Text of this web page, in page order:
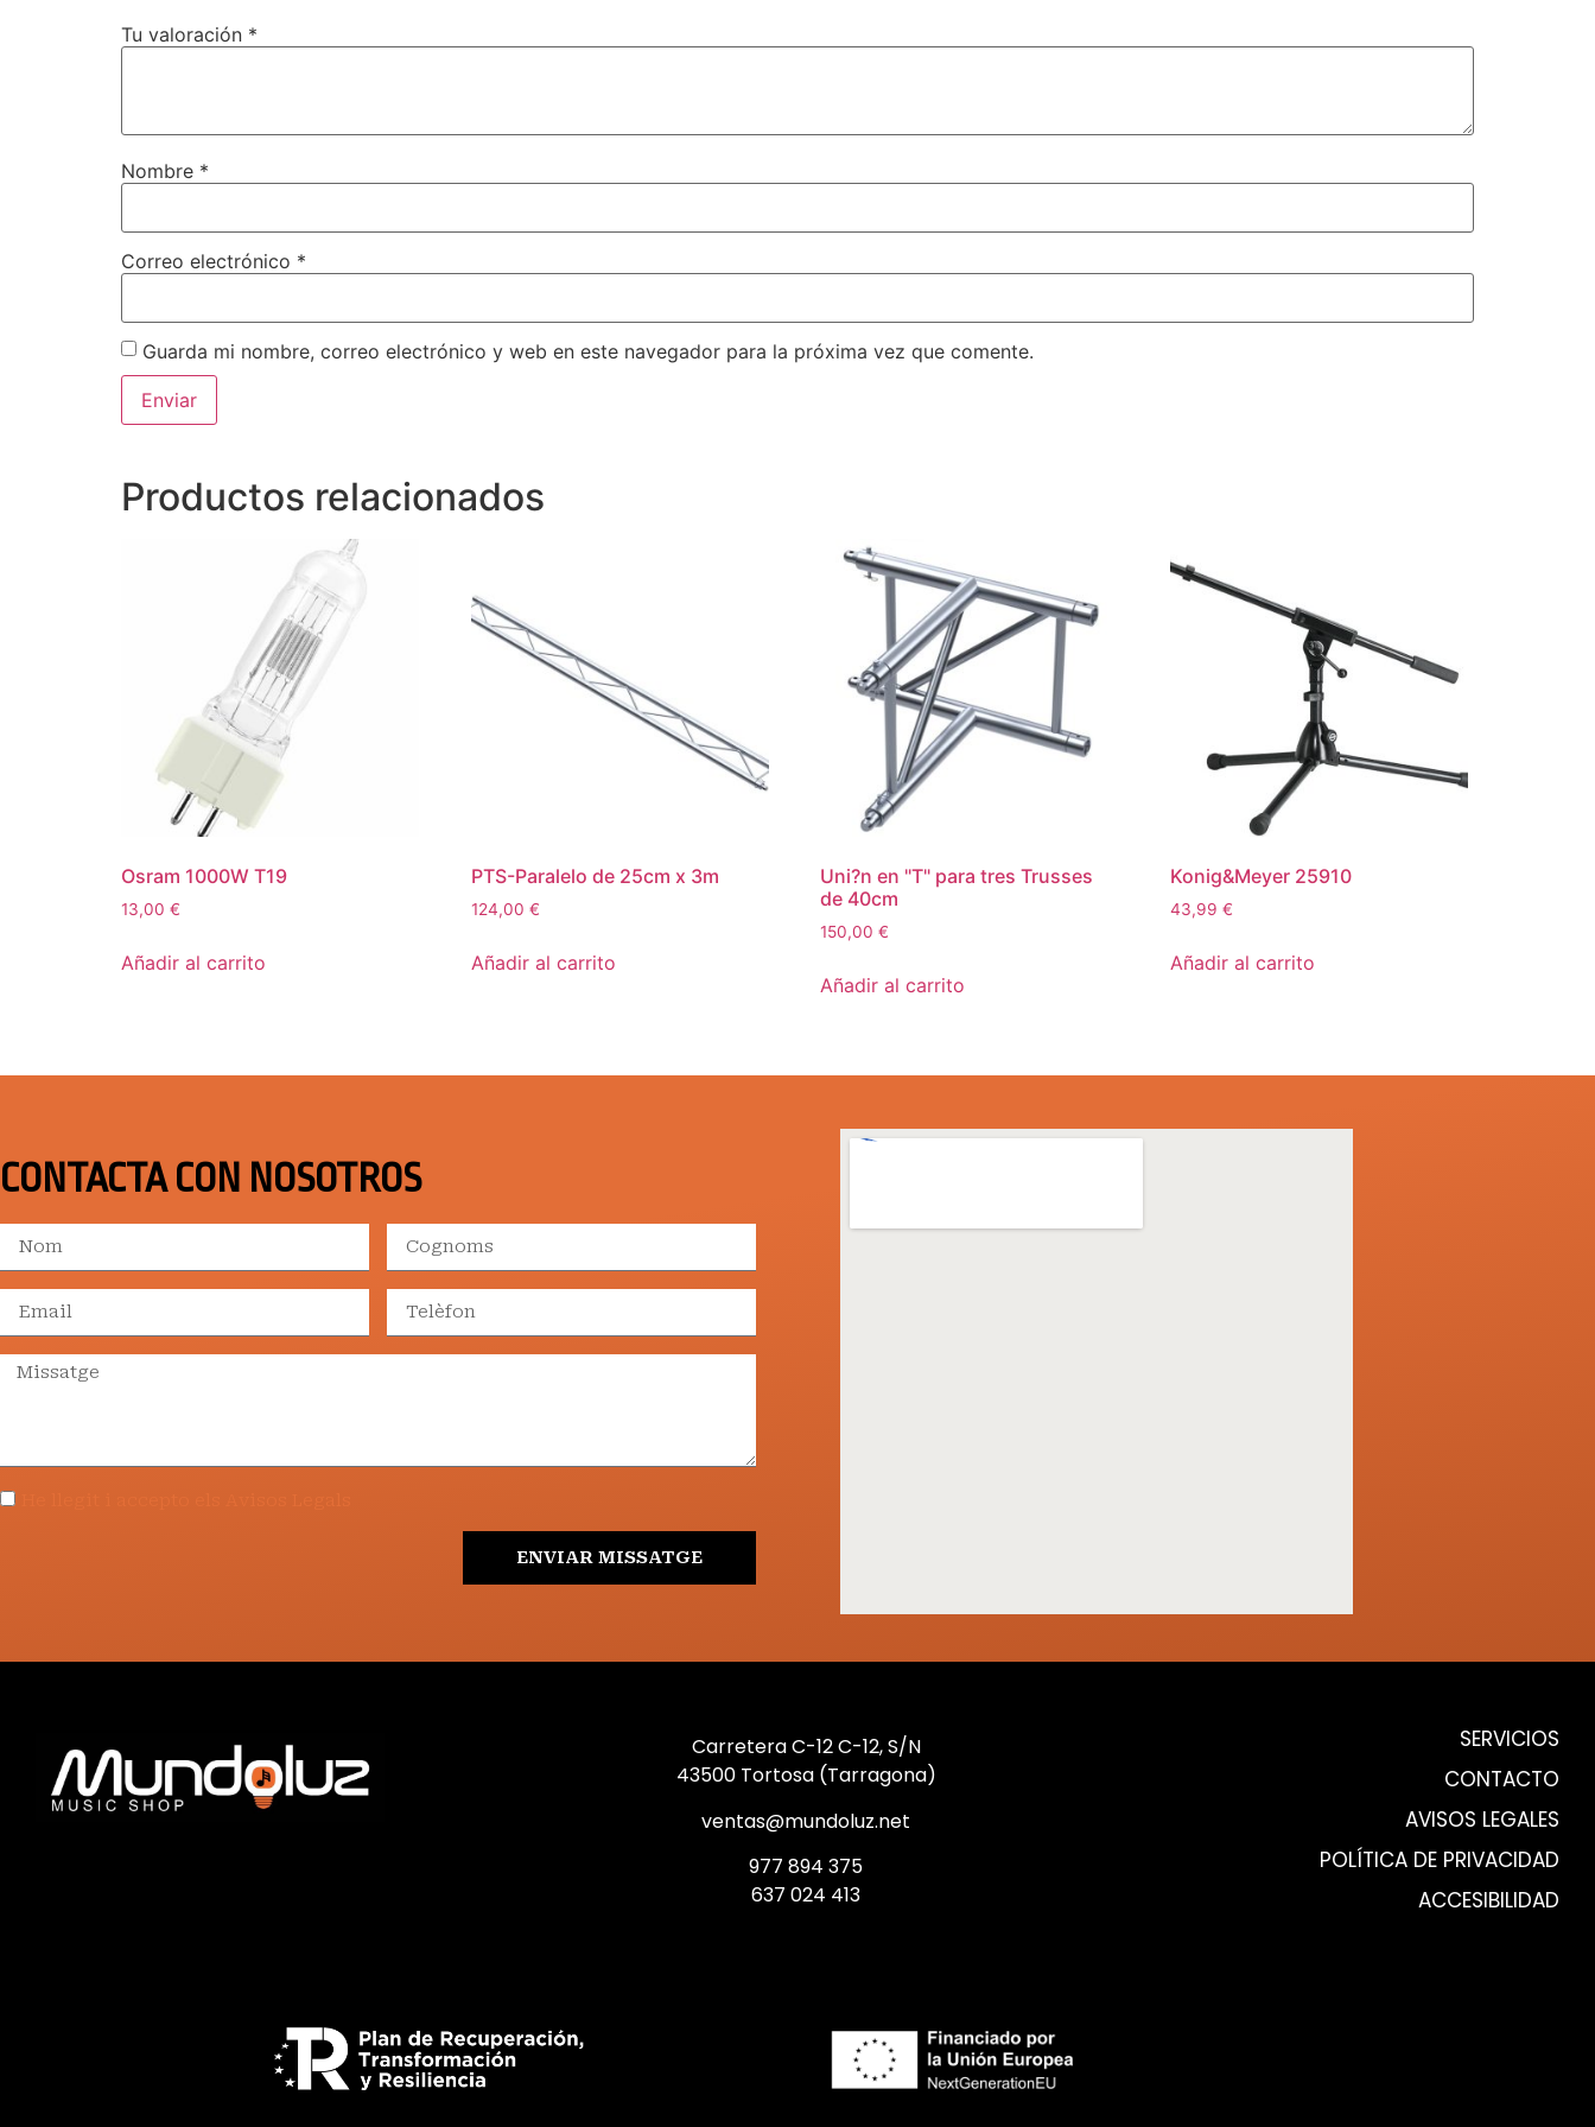
Tu valoración *
Nombre *
Correo electrónico *
Guarda mi nombre, correo electrónico y web en este navegador para la próxima vez que comente.
Productos relacionados
Osram 1000W T19
13,00 €
Añadir al carrito
PTS-Paralelo de 25cm x 3m
124,00 €
Añadir al carrito
Uni?n en "T" para tres Trusses
de 40cm
150,00€
Añadir al carrito
Konig&Meyer 25910
43,99€
Añadir al carrito
CONTACTA CON NOSOTROS
ENVIAR MISSATGE
Carretera C-12 C-12, S/N
43500 Tortosa (Tarragona)
ventas@mundoluz.net
977 894 375
637 024 413
SERVICIOS
CONTACTO
AVISOS LEGALES
POLÍTICA DE PRIVACIDAD
ACCESIBILIDAD